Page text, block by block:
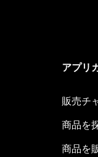
アプリ
販売チ
商品を
商品を